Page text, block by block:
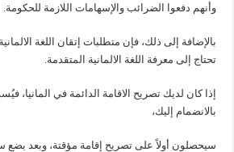
وأنهم دفعوا الضرائب والإسهامات اللازمة للحكومة.
بالإضافة إلى ذلك، فإن متطلبات إتقان اللغة
تحتاج إلى معرفة اللغة الالمانية المتقدمة.
إذا كان لديك تصريح الاقامة الدائمة في المانيا،
بالانضمام إليك،
سيحصلون أولاً على تصريح إقامة مؤقتة، وبعد